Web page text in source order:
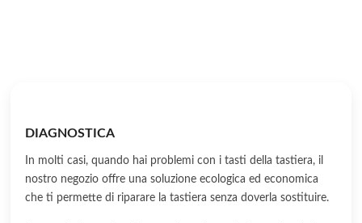
DIAGNOSTICA
In molti casi, quando hai problemi con i tasti della tastiera, il
nostro negozio offre una soluzione ecologica ed economica
che ti permette di riparare la tastiera senza doverla sostituire.